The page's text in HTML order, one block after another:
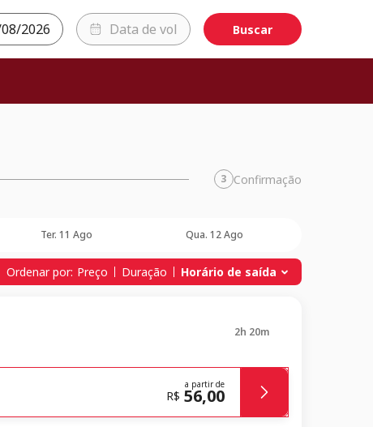
Buscar
3 Confirmação
Ter. 11 Ago Qua. 12 Ago
Ordenar por: Preço Duração Horário de saída
2h 20m
a partir de
R$ 56,00